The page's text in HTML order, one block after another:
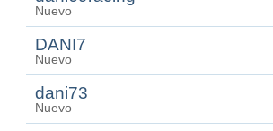
Nuevo
DANI7
Nuevo
dani73
Nuevo